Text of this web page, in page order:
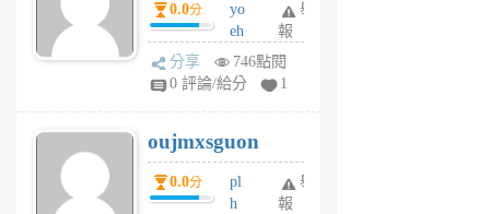
m
v
A
V
個
月
前
0.0分
yo
eh
ld
gy
個
月
前
舉
報
分享
746點閱
0 評論/給分
1
oujmxsguon
0.0分
pl
h
舉
報